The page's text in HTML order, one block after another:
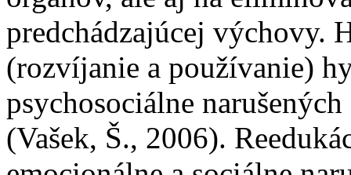
predchádzajúcej výchovy.
(rozvíjanie a používanie)
psychosociálne
(Vašek, Š., 2006).